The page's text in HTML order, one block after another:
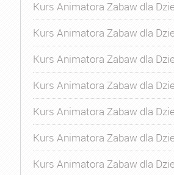
Kurs Animatora Zabaw dla
Kurs Animatora Zabaw dla
Kurs Animatora Zabaw dla
Kurs Animatora Zabaw dla
Kurs Animatora Zabaw dla
Kurs Animatora Zabaw dla
Kurs Animatora Zabaw dla